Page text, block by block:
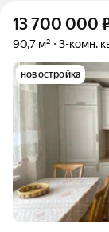
13 700 000
90,7 м² 3-комн.
новостройка